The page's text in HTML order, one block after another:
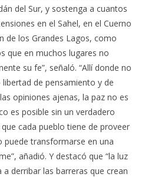
del Sur, y sostenga a cuantos
en el Sahel, en el Cuerno
de los Grandes Lagos, como
que en muchos lugares no
su fe”, señaló. “Allí donde no
de pensamiento y de
opiniones ajenas, la paz no es
es posible sin un verdadero
cada pueblo tiene de proveer
puede transformarse en una
añadió. Y destacó que “la luz
a derribar las barreras que crean